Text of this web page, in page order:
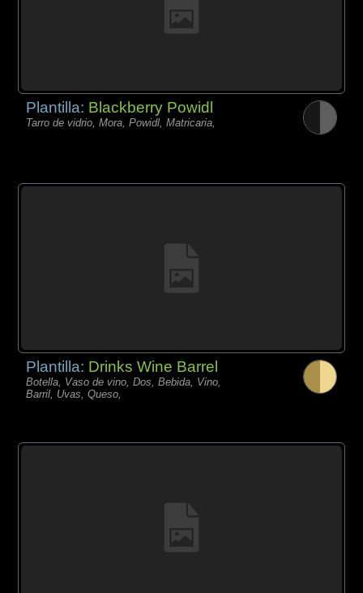
Plantilla: Blackberry Powidl
Tarro de vidrio, Mora, Powidl, Matricaria,
Plantilla: Drinks Wine Barrel
Botella, Vaso de vino, Dos, Bebida, Vino,
Barril, Uvas, Queso,